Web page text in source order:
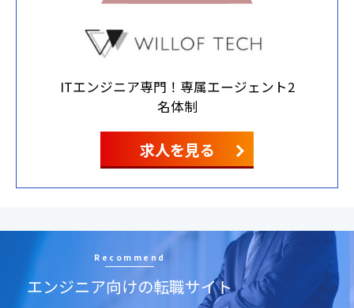
ITエンジニア専門！専属エージェント2
名体制
求人を見る
Recommend
エンジニア向けの転職サイト